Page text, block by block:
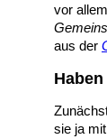
vor
aus der
sie ja